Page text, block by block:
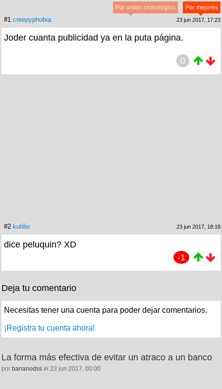
Por mejores
Por orden cronológico
#1 creepyphobia 23 jun 2017, 17:23
Joder cuanta publicidad ya en la puta página.
0
#2 kutilio 23 jun 2017, 18:18
dice peluquin? XD
-1
Deja tu comentario
Necesitas tener una cuenta para poder dejar comentarios.
¡Registra tu cuenta ahora!
La forma más efectiva de evitar un atraco a un banco
por bananodss el 23 jun 2017, 00:00